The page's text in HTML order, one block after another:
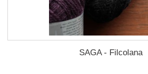
SAGA - Filcolana